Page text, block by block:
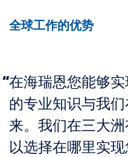
全球工作的优势
在海瑞恩您能够
的专业知识与我
来。我们在三大
以选择在哪里实现